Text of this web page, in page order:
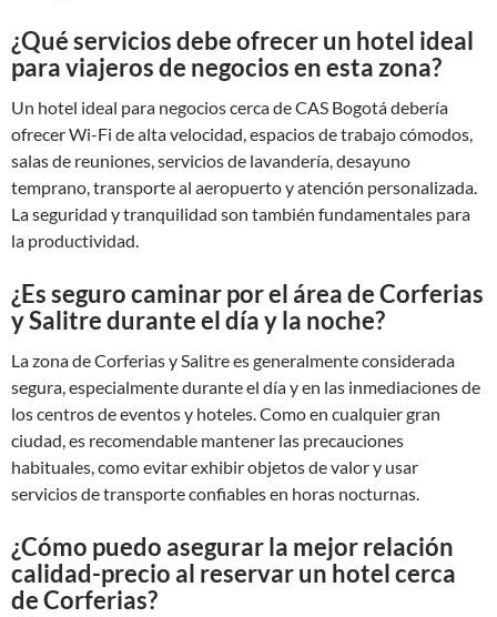
¿Qué servicios debe ofrecer un hotel ideal
para viajeros de negocios en esta zona?
Un hotel ideal para negocios cerca de CAS Bogotá debería
ofrecer Wi-Fi de alta velocidad, espacios de trabajo cómodos,
salas de reuniones, servicios de lavandería, desayuno
temprano, transporte al aeropuerto y atención personalizada.
La seguridad y tranquilidad son también fundamentales para
la productividad.
¿Es seguro caminar por el área de Corferias
y Salitre durante el día y la noche?
La zona de Corferias y Salitre es generalmente considerada
segura, especialmente durante el día y en las inmediaciones de
los centros de eventos y hoteles. Como en cualquier gran
ciudad, es recomendable mantener las precauciones
habituales, como evitar exhibir objetos de valor y usar
servicios de transporte confiables en horas nocturnas.
¿Cómo puedo asegurar la mejor relación
calidad-precio al reservar un hotel cerca
de Corferias?